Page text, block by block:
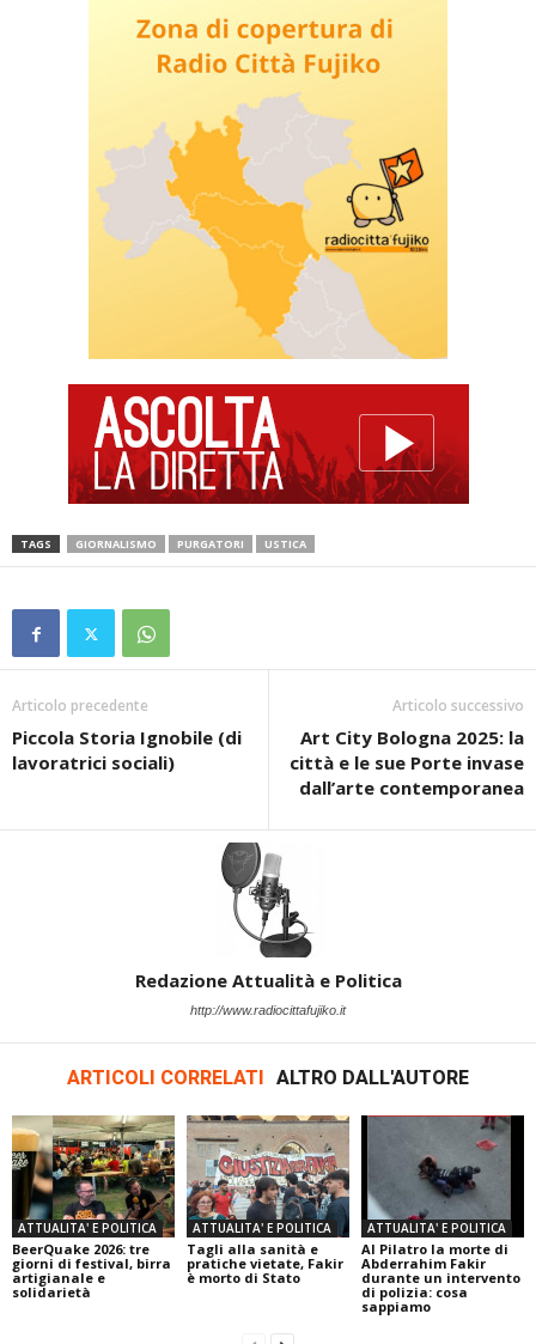
TAGS GIORNALISMO PURGATORI USTICA
Articolo precedente
Piccola Storia Ignobile (di
lavoratrici sociali)
Articolo successivo
Art City Bologna 2025: la
città e le sue Porte invase
dall’arte contemporanea
Redazione Attualità e Politica
http://www.radiocittafujiko.it
ARTICOLI CORRELATI ALTRO DALL'AUTORE
ATTUALITA' E POLITICA
BeerQuake 2026: tre
giorni di festival, birra
artigianale e
solidarietà
ATTUALITA' E POLITICA
Tagli alla sanità e
pratiche vietate, Fakir
è morto di Stato
ATTUALITA' E POLITICA
Al Pilatro la morte di
Abderrahim Fakir
durante un intervento
di polizia: cosa
sappiamo